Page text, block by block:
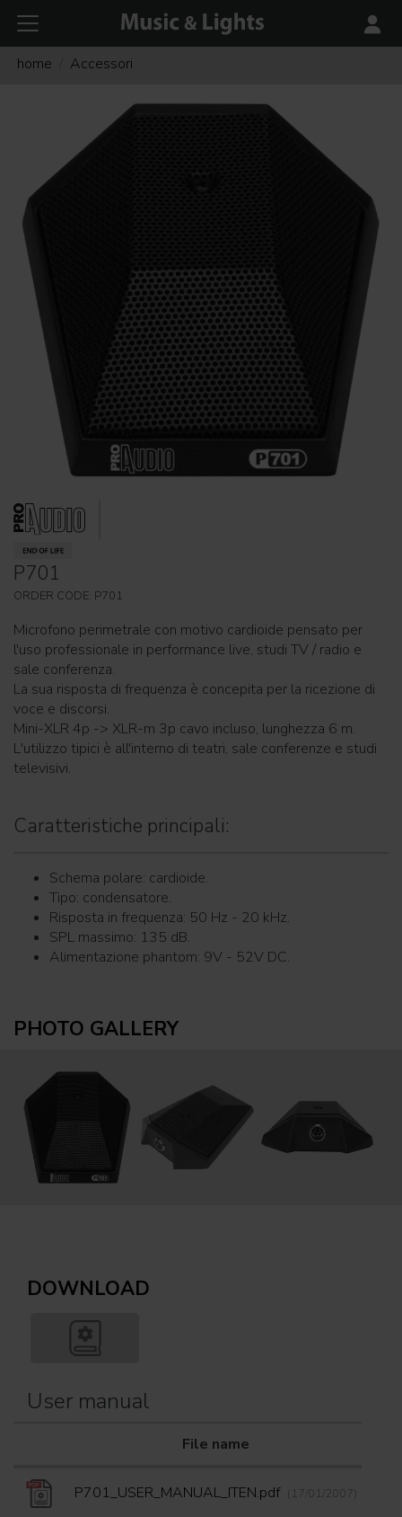
home Accessori
P701
ORDER CODE: P701
Microfono perimetrale con motivo cardioide pensato per
l'uso professionale in performance live, studi TV / radio e
sale conferenza.
La sua risposta di frequenza è concepita per la ricezione di
voce e discorsi.
Mini-XLR 4p -> XLR-m 3p cavo incluso, lunghezza 6 m.
L'utilizzo tipici è all'interno di teatri, sale conferenze e studi
televisivi.
Caratteristiche principali:
Schema polare: cardioide.
Tipo: condensatore.
Risposta in frequenza: 50 Hz - 20 kHz.
SPL massimo: 135 dB.
Alimentazione phantom: 9V - 52V DC.
PHOTO GALLERY
DOWNLOAD
User manual
File name
P701_USER_MANUAL_ITEN.pdf (17/01/2007)